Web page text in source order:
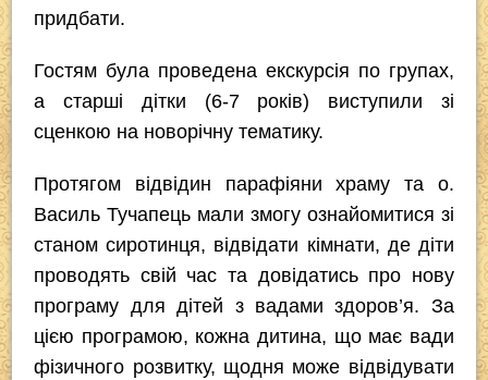
придбати.
Гостям була проведена екскурсія по групах,
а старші дітки (6-7 років) виступили зі
сценкою на новорічну тематику.
Протягом відвідин парафіяни храму та о.
Василь Тучапець мали змогу ознайомитися зі
станом сиротинця, відвідати кімнати, де діти
проводять свій час та довідатись про нову
програму для дітей з вадами здоров’я. За
цією програмою, кожна дитина, що має вади
фізичного розвитку, щодня може відвідувати